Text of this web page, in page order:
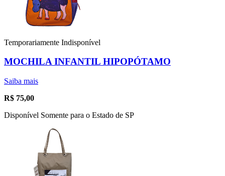
Temporariamente Indisponível
MOCHILA INFANTIL HIPOPÓTAMO
Saiba mais
R$ 75,00
Disponível Somente para o Estado de SP